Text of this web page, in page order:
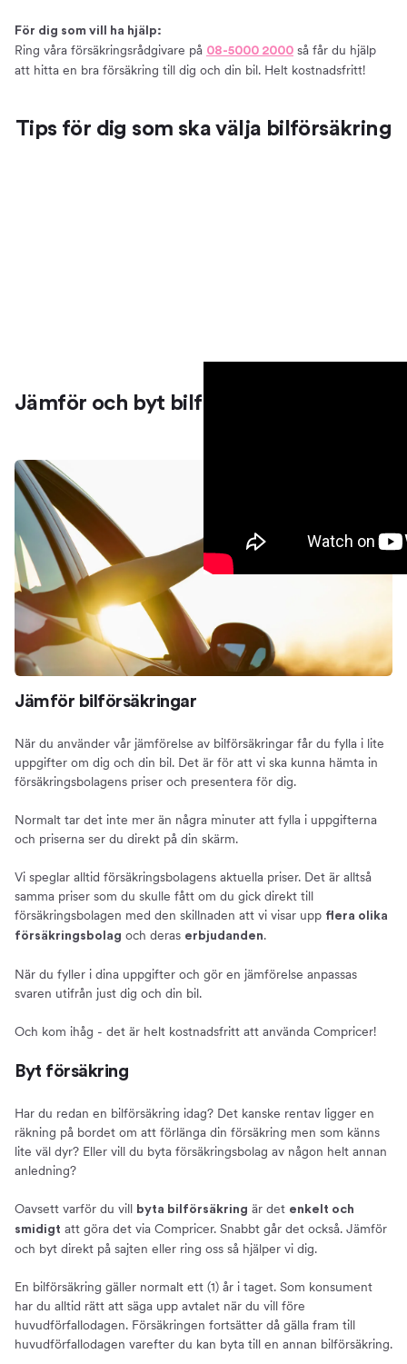
Att tänka på när du ska försäkra din bil
Vanliga misstag att undvika när du ska välja en
Bilmärken och försäkringsbolag
Prata bilförsäkring med oss
För dig som vill ha hjälp:
Ring våra försäkringsrådgivare på 08-5000 2000 så får du hjälp
att hitta en bra försäkring till dig och din bil. Helt kostnadsfritt!
Tips för dig som ska välja bilförsäkring
Jämför och byt bilförsäkring
Jämför bilförsäkringar
När du använder vår jämförelse av bilförsäkringar får du fylla i lite
uppgifter om dig och din bil. Det är för att vi ska kunna hämta in
försäkringsbolagens priser och presentera för dig.
Normalt tar det inte mer än några minuter att fylla i uppgifterna
och priserna ser du direkt på din skärm.
Vi speglar alltid försäkringsbolagens aktuella priser. Det är alltså
samma priser som du skulle fått om du gick direkt till
försäkringsbolagen med den skillnaden att vi visar upp flera olika
försäkringsbolag och deras erbjudanden.
När du fyller i dina uppgifter och gör en jämförelse anpassas
svaren utifrån just dig och din bil.
Och kom ihåg - det är helt kostnadsfritt att använda Compricer!
Byt försäkring
Har du redan en bilförsäkring idag? Det kanske rentav ligger en
räkning på bordet om att förlänga din försäkring men som känns
lite väl dyr? Eller vill du byta försäkringsbolag av någon helt annan
anledning?
Oavsett varför du vill byta bilförsäkring är det enkelt och
smidigt att göra det via Compricer. Snabbt går det också. Jämför
och byt direkt på sajten eller ring oss så hjälper vi dig.
En bilförsäkring gäller normalt ett (1) år i taget. Som konsument
har du alltid rätt att säga upp avtalet när du vill före
huvudförfallodagen. Försäkringen fortsätter då gälla fram till
huvudförfallodagen varefter du kan byta till en annan bilförsäkring.